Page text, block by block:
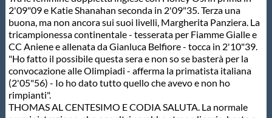
2'09"09 e Katie Shanahan seconda in 2'09"35. Terza una
buona, ma non ancora sui suoi livelli, Margherita Panziera. La
tricampionessa continentale - tesserata per Fiamme Gialle e
CC Aniene e allenata da Gianluca Belfiore - tocca in 2'10"39.
"Ho fatto il possibile questa sera e non so se basterà per la
convocazione alle Olimpiadi - afferma la primatista italiana
(2'05"56) - Io ho dato tutto quello che avevo e non ho
rimpianti".
THOMAS AL CENTESIMO E CODIA SALUTA. La normale